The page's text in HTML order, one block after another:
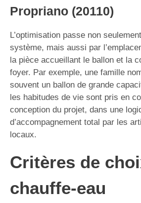
Propriano (20110)
L’optimisation passe non
système, mais aussi par
la pièce accueillant le ballon et la
foyer. Par exemple, une famille
souvent un ballon de grande
les habitudes de vie sont pris en
conception du projet, dans une
d’accompagnement total par les
locaux.
Critères de
chauffe-eau